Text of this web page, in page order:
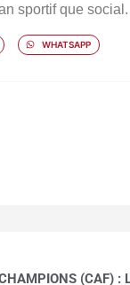
sportif que social.
WHATSAPP
(CAF) :